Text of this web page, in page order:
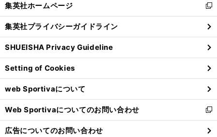
閉
る
集英社ホームページ
新
し
い
ウ
ィ
ン
ド
ウ
で
開
く
集英社プライバシーガイドライン
SHUEISHA Privacy Guideline
Setting of Cookies
web Sportivaについて
Web Sportivaについてのお問い合わせ
新
し
い
広告についてのお問い合わせ